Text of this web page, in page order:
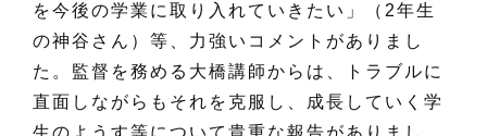
を今後の学業に取り入れていきたい」（2年生
の神谷さん）等、力強いコメントがありまし
た。監督を務める大橋講師からは、トラブルに
直面しながらもそれを克服し、成長していく学
生のようす等について貴重な報告がありまし